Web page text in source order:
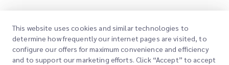
This website uses cookies and similar technologies to
determine how frequently our internet pages are visited, to
configure our offers for maximum convenience and efficiency
and to support our marketing efforts. Click “Accept” to accept